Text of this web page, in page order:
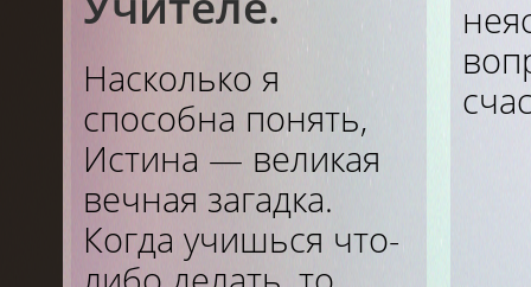
Насколько я
способна понять,
Истина — великая
вечная загадка.
Когда учишься что-